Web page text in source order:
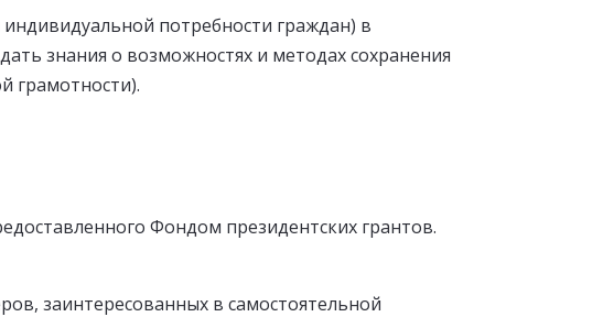
потребности граждан) в
знания о возможностях и методах сохранения
грамотности).
Фондом президентских грантов.
заинтересованных в самостоятельной